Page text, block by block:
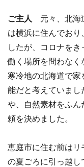
ご主人 元々、北海
は横浜に住んでおり
したが、コロナをき
働く場所を問わな
寒冷地の北海道で
能だと考えていまし
や、自然素材をふん
頼を決めました。
恵庭市に住む前は
の夏ごろに引っ越し